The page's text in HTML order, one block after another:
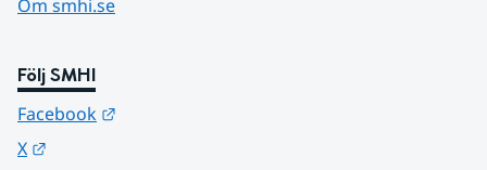
Om smhi.se
Följ SMHI
Facebook
X